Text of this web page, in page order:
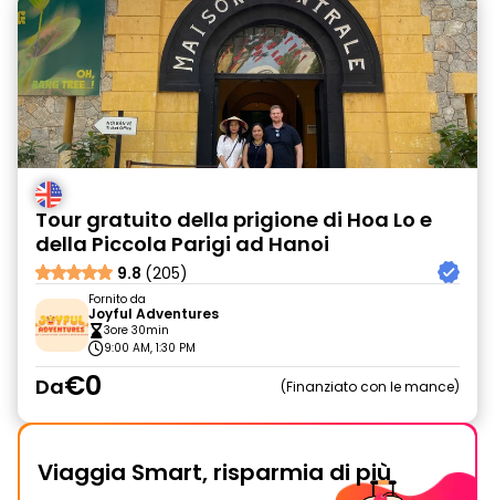
Tour gratuito della prigione di Hoa Lo e
della Piccola Parigi ad Hanoi
9.8 (205)
Fornito da
Joyful Adventures
3ore 30min
9:00 AM, 1:30 PM
Da€0 Finanziato con le mance
Viaggia Smart, risparmia di più